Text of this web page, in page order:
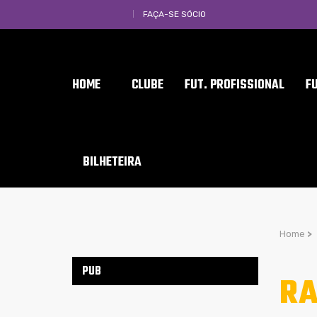
FAÇA-SE SÓCIO
HOME CLUBE FUT. PROFISSIONAL
BILHETEIRA
Home >
PUB